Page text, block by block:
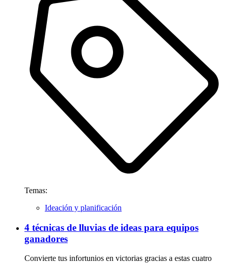
Temas:
Ideación y planificación
4 técnicas de lluvias de ideas para equipos
ganadores
Convierte tus infortunios en victorias gracias a estas cuatro